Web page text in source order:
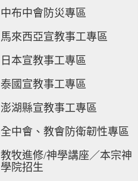
中布中會防災專區
馬來西亞宣教事工專區
日本宣教事工專區
泰國宣教事工專區
澎湖縣宣教事工專區
全中會、教會防衛韌性專區
教牧進修/神學講座／本宗神
學院招生